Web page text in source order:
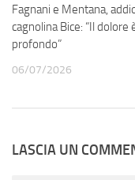
Fagnani e Mentana,
cagnolina Bice: “Il dolore
profondo”
06/07/2026
LASCIA UN